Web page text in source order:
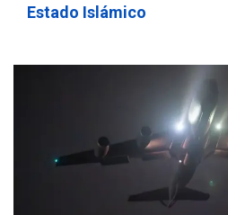
Estado Islámico